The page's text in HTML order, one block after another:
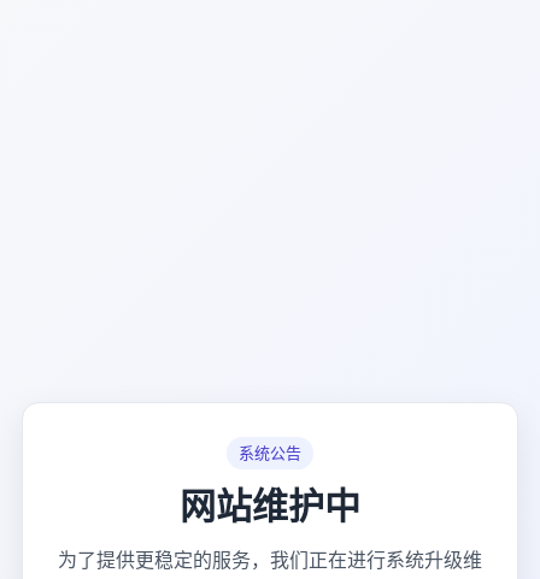
系统公告
网站维护中
为了提供更稳定的服务，我们正在进行系统升级维